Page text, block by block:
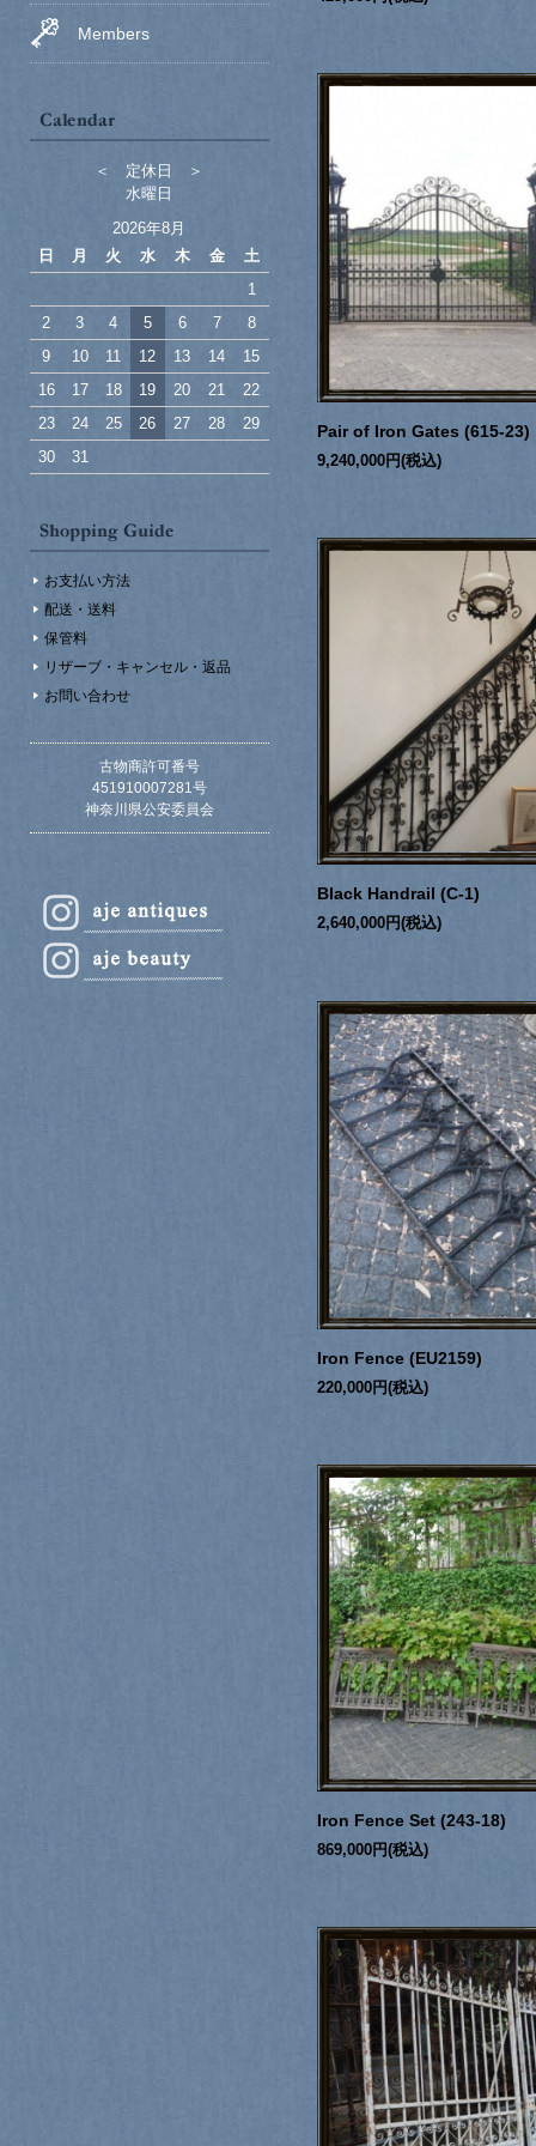
Members
＜ 定休日 ＞
水曜日
2026年8月
日
月 火 水 木 金
土
1
2
3 4 5 6 7
8
9
10 11 12 13 14
15
16
17 18 19 20 21
22
23
24 25 26 27 28
29
30
31
お支払い方法
配送・送料
保管料
リザーブ・キャンセル・返品
お問い合わせ
古物商許可番号
451910007281号
神奈川県公安委員会
Pair of Iron Gates (615-23)
9,240,000円(税込)
Black Handrail (C-1)
2,640,000円(税込)
Iron Fence (EU2159)
220,000円(税込)
Iron Fence Set (243-18)
869,000円(税込)